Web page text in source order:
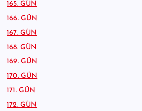
165. GÜN
166. GÜN
167. GÜN
168. GÜN
169. GÜN
170. GÜN
171. GÜN
172. GÜN